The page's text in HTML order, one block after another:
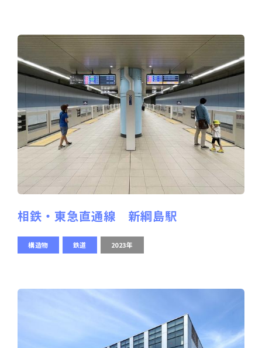
相鉄・東急直通線 新綱島駅
構造物 鉄道 2023年